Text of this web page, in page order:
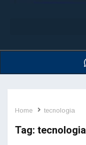
Home tecnologia
Tag: tecnologia